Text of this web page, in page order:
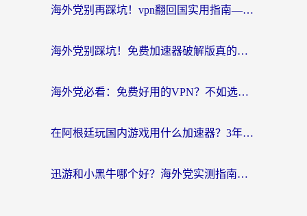
海外党别再踩坑！vpn翻回国实用指南——选对加速器，国内资源无缝用
海外党别踩坑！免费加速器破解版真的能用？教你无缝访问国内资源的正确姿势
海外党必看：免费好用的VPN？不如选对转国内加速器实现无缝追剧
在阿根廷玩国内游戏用什么加速器？3年海外党亲测实用指南
迅游和小黑牛哪个好？海外党实测指南，选对中国地址加速器才能无缝刷国内资源